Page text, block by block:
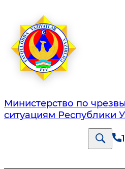
Министерство по
ситуациям Республики